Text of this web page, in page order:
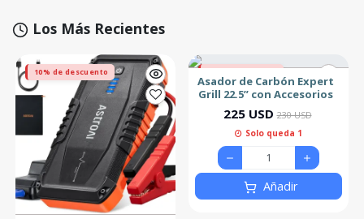
Los Más Recientes
10% de descuento 2% de descuento
Asador de Carbón Expert
Grill 22.5” con Accesorios
225 USD 230 USD
Solo queda 1
Añadir